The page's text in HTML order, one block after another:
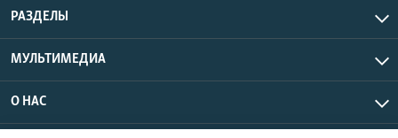
РАЗДЕЛЫ
МУЛЬТИМЕДИА
О НАС